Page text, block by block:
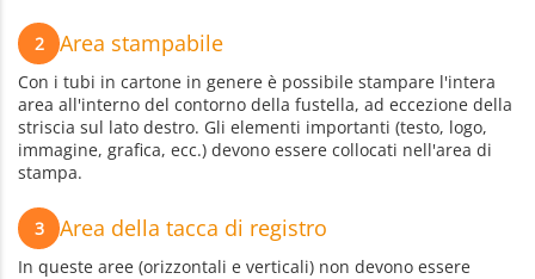
2 Area stampabile
Con i tubi in cartone in genere è possibile stampare l'intera
area all'interno del contorno della fustella, ad eccezione della
striscia sul lato destro. Gli elementi importanti (testo, logo,
immagine, grafica, ecc.) devono essere collocati nell'area di
stampa.
3 Area della tacca di registro
In queste aree (orizzontali e verticali) non devono essere